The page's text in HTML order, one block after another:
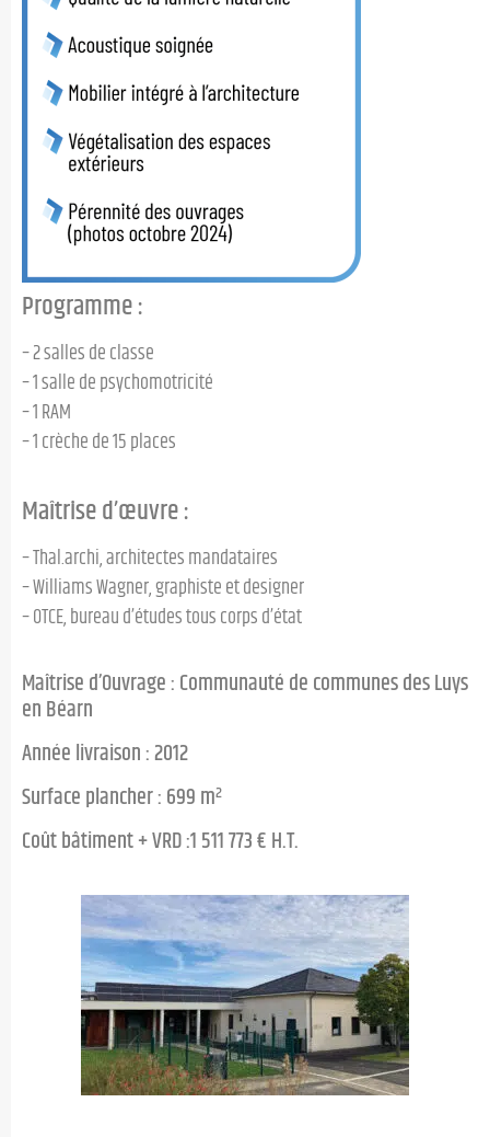
Programme :
– 2 salles de classe
– 1 salle de psychomotricité
– 1 RAM
– 1 crèche de 15 places
Maîtrise d’œuvre :
– Thal.archi, architectes mandataires
– Williams Wagner, graphiste et designer
– OTCE, bureau d’études tous corps d’état
Maîtrise d’Ouvrage : Communauté de communes des Luys
en Béarn
Année livraison : 2012
Surface plancher : 699 m²
Coût bâtiment + VRD :1 511 773 € H.T.